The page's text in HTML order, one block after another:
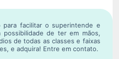
facilitar o superintende e
possibilidade de ter em mãos,
de todas as classes e faixas
e adquira! Entre em contato.